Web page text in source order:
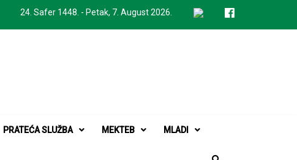
24. Safer 1448. - Petak, 7. August 2026.
PRATEĆA SLUŽBA MEKTEB MLADI